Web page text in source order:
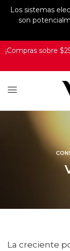
Los sistemas
son
¡Compras sobre
La creciente